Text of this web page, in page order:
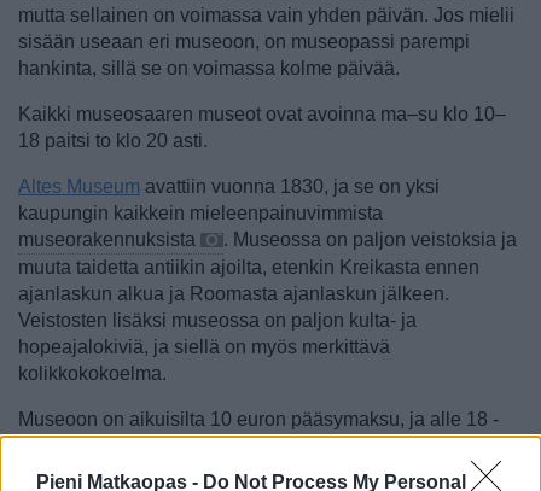
Pieni Matkaopas - Do Not Process My Personal
mutta sellainen on voimassa vain yhden päivän. Jos mielii
sisään useaan eri museoon, on museopassi parempi
hankinta, sillä se on voimassa kolme päivää.
Kaikki museosaaren museot ovat avoinna ma–su klo 10–
18 paitsi to klo 20 asti.
Altes Museum avattiin vuonna 1830, ja se on yksi
kaupungin kaikkein mieleenpainuvimmista
museorakennuksista
. Museossa on paljon veistoksia ja
muuta taidetta antiikin ajoilta, etenkin Kreikasta ennen
ajanlaskun alkua ja Roomasta ajanlaskun jälkeen.
Veistosten lisäksi museossa on paljon kulta- ja
hopeajalokiviä, ja siellä on myös merkittävä
kolikkokokoelma.
Museoon on aikuisilta 10 euron pääsymaksu, ja alle 18 -